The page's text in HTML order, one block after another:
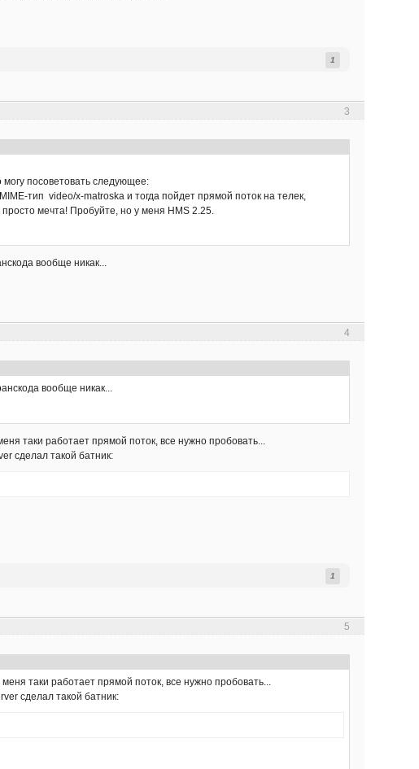
1
3
посоветовать следующее:
тип video/x-matroska и тогда пойдет прямой поток на телек,
мечта! Пробуйте, но у меня HMS 2.25.
вообще никак...
4
вообще никак...
таки работает прямой поток, все нужно пробовать...
сделал такой батник:
1
5
таки работает прямой поток, все нужно пробовать...
сделал такой батник: